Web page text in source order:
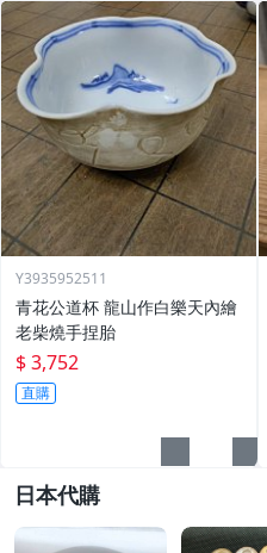
Y3935952511
青花公道杯 龍山作白樂天內繪
老柴燒手捏胎
$ 3,752
直購
日本代購